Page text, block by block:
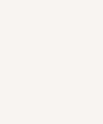
野人娘子》你